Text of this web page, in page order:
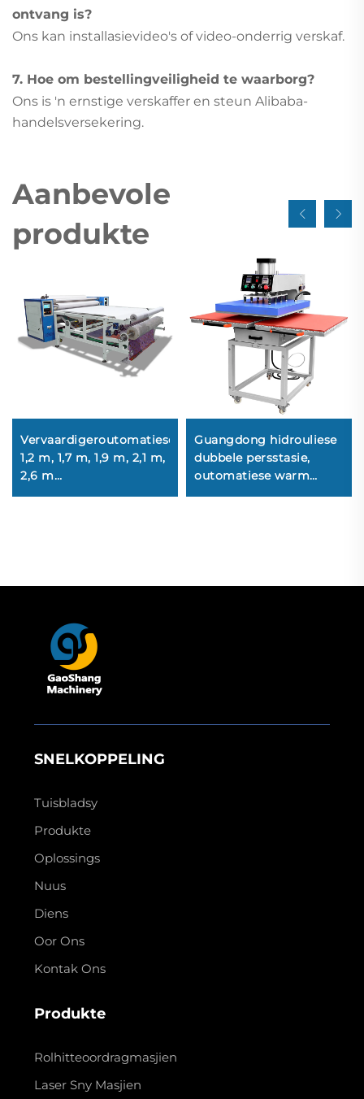
ontvang is?
Ons kan installasievideo's of video-onderrig verskaf.
7. Hoe om bestellingveiligheid te waarborg?
Ons is 'n ernstige verskaffer en steun Alibaba-
handelsversekering.
Aanbevole
produkte
Vervaardigeroutomatiese
1,2 m, 1,7 m, 1,9 m, 2,1 m,
2,6 m
rolhittepersmasjien met
Guangdong hidrouliese
dubbele persstasie,
outomatiese warm
persmasjien vir
SNELKOPPELING
Tuisbladsy
Produkte
Oplossings
Nuus
Diens
Oor Ons
Kontak Ons
Produkte
Rolhitteoordragmasjien
Laser Sny Masjien